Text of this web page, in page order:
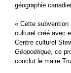
géographie
« Cette subvention
culturel créé avec
Centre culturel
Géopoétique , ce
conclut le maire